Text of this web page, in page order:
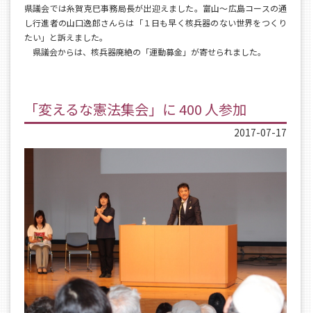
県議会では糸賀克巳事務局長が出迎えました。富山～広島コースの通
し行進者の山口逸郎さんらは「１日も早く核兵器のない世界をつくり
たい」と訴えました。
県議会からは、核兵器廃絶の「運動募金」が寄せられました。
「変えるな憲法集会」に 400 人参加
2017-07-17